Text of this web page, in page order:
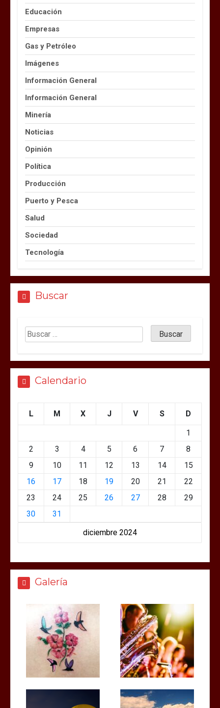
Educación
Empresas
Gas y Petróleo
Imágenes
Información General
Información General
Minería
Noticias
Opinión
Política
Producción
Puerto y Pesca
Salud
Sociedad
Tecnología
Buscar
Calendario
diciembre 2024
L M X J V S D
1
2
3 4 5 6 7
8
9
10 11 12 13 14
15
16
17 18 19 20 21
22
23
24 25 26 27 28
29
30
31
Galería